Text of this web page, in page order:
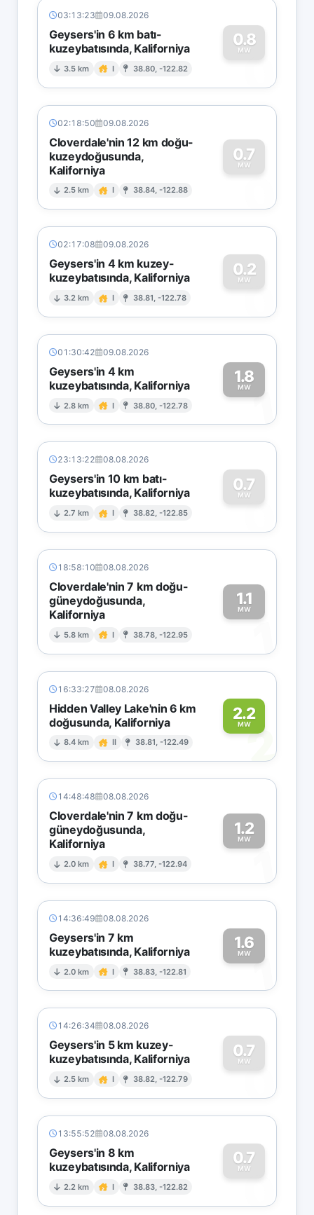
03:13:23 09.08.2026
Geysers'in 6 km batı-
kuzeybatısında, Kaliforniya
3.5 km I 38.80, -122.82
0.8
MW
0
02:18:50 09.08.2026
Cloverdale'nin 12 km doğu-
kuzeydoğusunda,
Kaliforniya
2.5 km I 38.84, -122.88
0.7
MW
0
02:17:08 09.08.2026
Geysers'in 4 km kuzey-
kuzeybatısında, Kaliforniya
3.2 km I 38.81, -122.78
0.2
MW
0
01:30:42 09.08.2026
Geysers'in 4 km
kuzeybatısında, Kaliforniya
2.8 km I 38.80, -122.78
1.8
MW1
23:13:22 08.08.2026
Geysers'in 10 km batı-
kuzeybatısında, Kaliforniya
2.7 km I 38.82, -122.85
0.7
MW
0
18:58:10 08.08.2026
Cloverdale'nin 7 km doğu-
güneydoğusunda,
Kaliforniya
5.8 km I 38.78, -122.95
1.1
MW
1
16:33:27 08.08.2026
Hidden Valley Lake'nin 6 km
doğusunda, Kaliforniya
8.4 km II 38.81, -122.49
2.2
MW2
14:48:48 08.08.2026
Cloverdale'nin 7 km doğu-
güneydoğusunda,
Kaliforniya
2.0 km I 38.77, -122.94
1.2
MW
1
14:36:49 08.08.2026
Geysers'in 7 km
kuzeybatısında, Kaliforniya
2.0 km I 38.83, -122.81
1.6
MW1
14:26:34 08.08.2026
Geysers'in 5 km kuzey-
kuzeybatısında, Kaliforniya
2.5 km I 38.82, -122.79
0.7
MW
0
13:55:52 08.08.2026
Geysers'in 8 km
kuzeybatısında, Kaliforniya
2.2 km I 38.83, -122.82
0.7
MW
0